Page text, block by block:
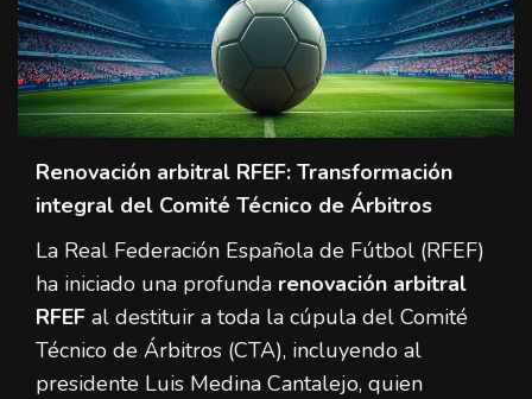
Renovación arbitral RFEF: Transformación
integral del Comité Técnico de Árbitros
La Real Federación Española de Fútbol (RFEF)
ha iniciado una profunda renovación arbitral
RFEF al destituir a toda la cúpula del Comité
Técnico de Árbitros (CTA), incluyendo al
presidente Luis Medina Cantalejo, quien